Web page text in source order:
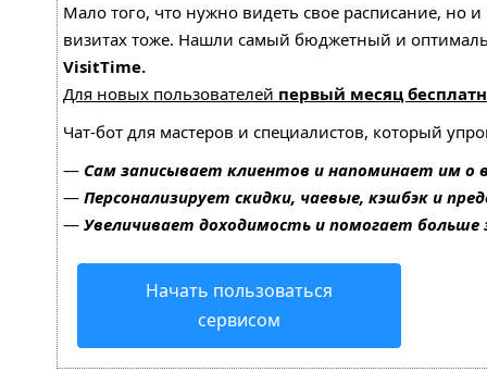
Мало того, что нужно видеть свое расписание, но
визитах тоже. Нашли самый бюджетный и
VisitTime.
Для новых пользователей первый месяц
Чат-бот для мастеров и специалистов, который
— Сам записывает клиентов и напоминает им о
— Персонализирует скидки, чаевые, кэшбэк и
— Увеличивает доходимость и помогает
Начать пользоваться
сервисом